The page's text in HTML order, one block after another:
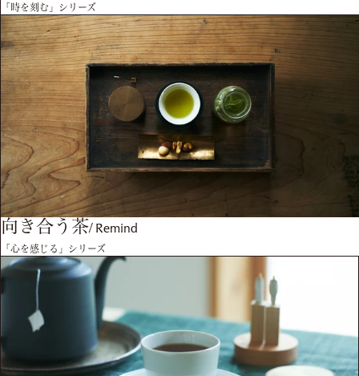
「時を刻む」シリーズ
向き合う茶/ Remind
「心を感じる」シリーズ